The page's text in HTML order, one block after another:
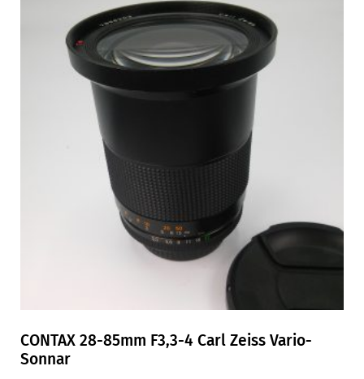
CONTAX 28-85mm F3,3-4 Carl Zeiss Vario-
Sonnar